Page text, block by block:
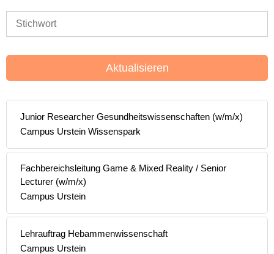
Aktualisieren
Junior Researcher Gesundheitswissenschaften (w/m/x)
Campus Urstein Wissenspark
Fachbereichsleitung Game & Mixed Reality / Senior
Lecturer (w/m/x)
Campus Urstein
Lehrauftrag Hebammenwissenschaft
Campus Urstein